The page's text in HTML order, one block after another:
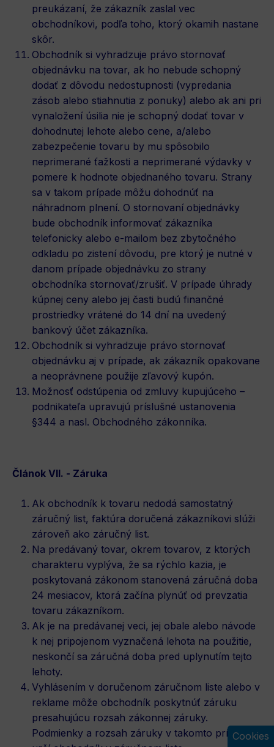
preukázaní, že zákazník zaslal vec
obchodníkovi, podľa toho, ktorý okamih nastane
skôr.
Obchodník si vyhradzuje právo stornovať
objednávku na tovar, ak ho nebude schopný
dodať z dôvodu nedostupnosti (vypredania
zásob alebo stiahnutia z ponuky) alebo ak ani pri
vynaložení úsilia nie je schopný dodať tovar v
dohodnutej lehote alebo cene, a/alebo
zabezpečenie tovaru by mu spôsobilo
neprimerané ťažkosti a neprimerané výdavky v
pomere k hodnote objednaného tovaru. Strany
sa v takom prípade môžu dohodnúť na
náhradnom plnení. O stornovaní objednávky
bude obchodník informovať zákazníka
telefonicky alebo e-mailom bez zbytočného
odkladu po zistení dôvodu, pre ktorý je nutné v
danom prípade objednávku zo strany
obchodníka stornovať/zrušiť. V prípade úhrady
kúpnej ceny alebo jej časti budú finančné
prostriedky vrátené do 14 dní na uvedený
bankový účet zákazníka.
Obchodník si vyhradzuje právo stornovať
objednávku aj v prípade, ak zákazník opakovane
a neoprávnene použije zľavový kupón.
Možnosť odstúpenia od zmluvy kupujúceho –
podnikateľa upravujú príslušné ustanovenia
§344 a nasl. Obchodného zákonníka.
Článok VII. - Záruka
Ak obchodník k tovaru nedodá samostatný
záručný list, faktúra doručená zákazníkovi slúži
zároveň ako záručný list.
Na predávaný tovar, okrem tovarov, z ktorých
charakteru vyplýva, že sa rýchlo kazia, je
poskytovaná zákonom stanovená záručná doba
24 mesiacov, ktorá začína plynúť od prevzatia
tovaru zákazníkom.
Ak je na predávanej veci, jej obale alebo návode
k nej pripojenom vyznačená lehota na použitie,
neskončí sa záručná doba pred uplynutím tejto
lehoty.
Vyhlásením v doručenom záručnom liste alebo v
reklame môže obchodník poskytnúť záruku
presahujúcu rozsah zákonnej záruky.
Podmienky a rozsah záruky v takomto prípadeCookies